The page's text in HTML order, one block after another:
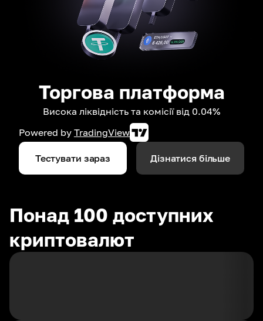
Торгова платформа
Висока ліквідність та комісії від 0.04%
Powered by TradingView
Тестувати зараз Дізнатися більше
Понад 100 доступних
криптовалют